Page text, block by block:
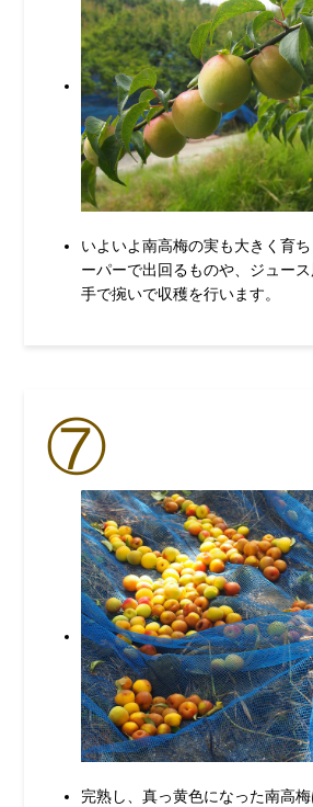
いよいよ南高梅の実も大きく育
ーパーで出回るものや、ジュー
手で捥いで収穫を行います。
⑦
完熟し、真っ黄色になった南高